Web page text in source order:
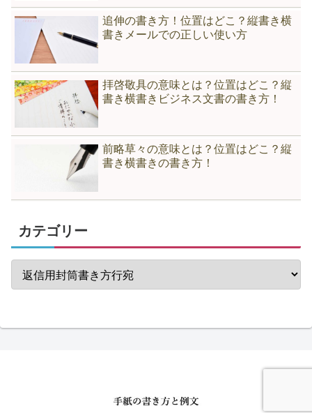
追伸の書き方！位置はどこ？縦書き横
書きメールでの正しい使い方
拝啓敬具の意味とは？位置はどこ？縦
書き横書きビジネス文書の書き方！
前略草々の意味とは？位置はどこ？縦
書き横書きの書き方！
カテゴリー